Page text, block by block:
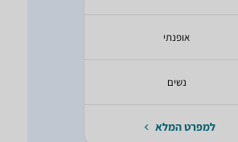
אופנתי
נשים
למפרט המלא